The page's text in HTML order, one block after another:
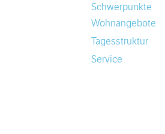
Schwerpunkte
Wohnangebote
Tagesstruktur
Service